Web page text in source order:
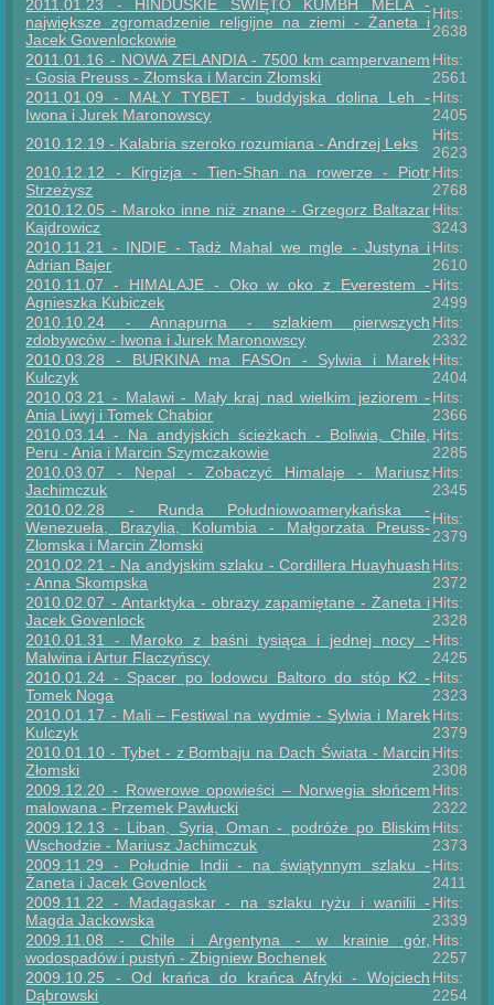
2011.01.23 - HINDUSKIE ŚWIĘTO KUMBH MELA -
największe zgromadzenie religijne na ziemi - Żaneta i
Jacek Govenlockowie
Hits:
2638
2011.01.16 - NOWA ZELANDIA - 7500 km campervanem
- Gosia Preuss - Złomska i Marcin Złomski
Hits:
2561
2011.01.09 - MAŁY TYBET - buddyjska dolina Leh -
Iwona i Jurek Maronowscy
Hits:
2405
2010.12.19 - Kalabria szeroko rozumiana - Andrzej Leks
Hits:
2623
2010.12.12 - Kirgizja - Tien-Shan na rowerze - Piotr
Strzeżysz
Hits:
2768
2010.12.05 - Maroko inne niż znane - Grzegorz Baltazar
Kajdrowicz
Hits:
3243
2010.11.21 - INDIE - Tadż Mahal we mgle - Justyna i
Adrian Bajer
Hits:
2610
2010.11.07 - HIMALAJE - Oko w oko z Everestem -
Agnieszka Kubiczek
Hits:
2499
2010.10.24 - Annapurna - szlakiem pierwszych
zdobywców - Iwona i Jurek Maronowscy
Hits:
2332
2010.03.28 - BURKINA ma FASOn - Sylwia i Marek
Kulczyk
Hits:
2404
2010.03.21 - Malawi - Mały kraj nad wielkim jeziorem -
Ania Liwyj i Tomek Chabior
Hits:
2366
2010.03.14 - Na andyjskich ścieżkach - Boliwia, Chile,
Peru - Ania i Marcin Szymczakowie
Hits:
2285
2010.03.07 - Nepal - Zobaczyć Himalaje - Mariusz
Jachimczuk
Hits:
2345
2010.02.28 - Runda Południowoamerykańska -
Wenezuela, Brazylia, Kolumbia - Małgorzata Preuss-
Złomska i Marcin Złomski
Hits:
2379
2010.02.21 - Na andyjskim szlaku - Cordillera Huayhuash
- Anna Skompska
Hits:
2372
2010.02.07 - Antarktyka - obrazy zapamiętane - Żaneta i
Jacek Govenlock
Hits:
2328
2010.01.31 - Maroko z baśni tysiąca i jednej nocy -
Malwina i Artur Flaczyńscy
Hits:
2425
2010.01.24 - Spacer po lodowcu Baltoro do stóp K2 -
Tomek Noga
Hits:
2323
2010.01.17 - Mali – Festiwal na wydmie - Sylwia i Marek
Kulczyk
Hits:
2379
2010.01.10 - Tybet - z Bombaju na Dach Świata - Marcin
Złomski
Hits:
2308
2009.12.20 - Rowerowe opowieści – Norwegia słońcem
malowana - Przemek Pawłucki
Hits:
2322
2009.12.13 - Liban, Syria, Oman - podróże po Bliskim
Wschodzie - Mariusz Jachimczuk
Hits:
2373
2009.11.29 - Południe Indii - na świątynnym szlaku -
Żaneta i Jacek Govenlock
Hits:
2411
2009.11.22 - Madagaskar - na szlaku ryżu i wanilii -
Magda Jackowska
Hits:
2339
2009.11.08 - Chile i Argentyna - w krainie gór,
wodospadów i pustyń - Zbigniew Bochenek
Hits:
2257
2009.10.25 - Od krańca do krańca Afryki - Wojciech
Dąbrowski
Hits:
2254